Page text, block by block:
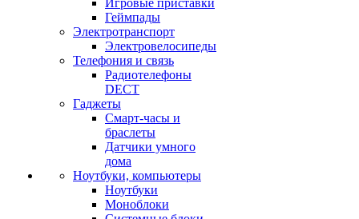
Игровые приставки
Геймпады
Электротранспорт
Электровелосипеды
Телефония и связь
Радиотелефоны
DECT
Гаджеты
Смарт-часы и
браслеты
Датчики умного
дома
Ноутбуки, компьютеры
Ноутбуки
Моноблоки